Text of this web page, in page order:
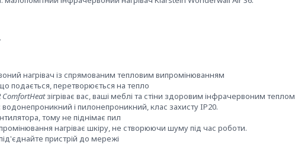
нагрівач із спрямованим тепловим випромінюванням
подається, перетворюється на тепло
ComfortHeatзігріває вас, ваші меблі та стіни здоровим інфрачервоним теплом
водонепроникний і пилонепроникний, клас захисту IP20.
тому не піднімає пил
нагріває шкіру, не створюючи шуму під час роботи.
пристрій до мережі